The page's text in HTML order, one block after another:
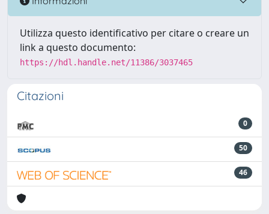
Utilizza questo identificativo per citare o creare un
link a questo documento:
https://hdl.handle.net/11386/3037465
Citazioni
0
50
46